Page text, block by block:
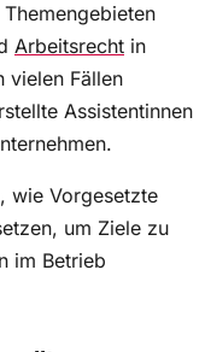
Arbeitsrecht in
vielen Fällen
Assistentinnen
wie Vorgesetzte
um Ziele zu
im Betrieb